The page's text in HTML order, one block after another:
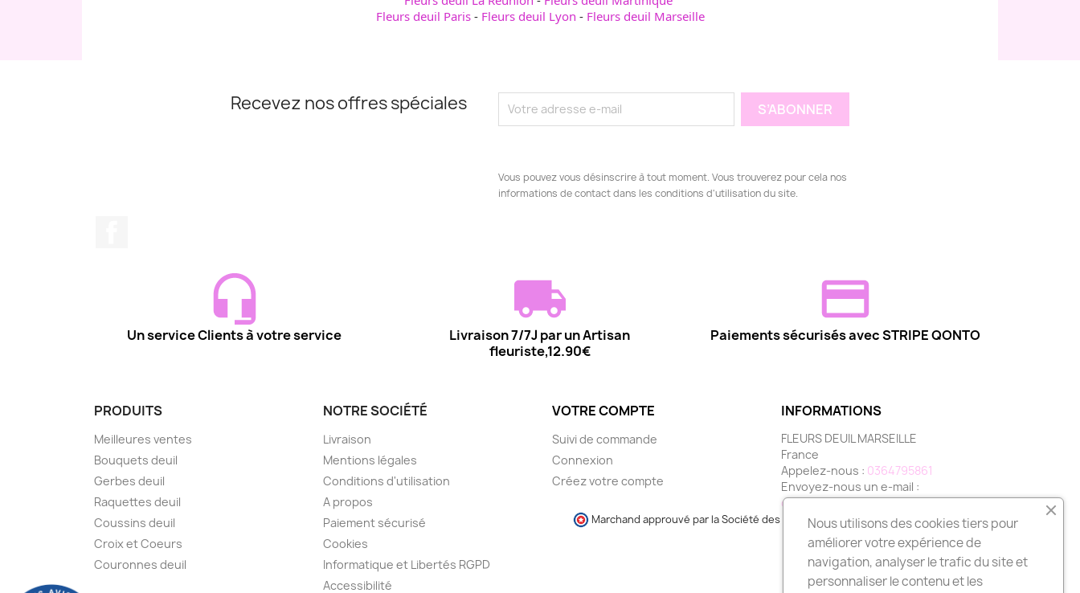
Fleurs deuil Paris- Fleurs deuil Lyon - Fleurs deuil Marseille
Recevez nos offres spéciales
Vous pouvez vous désinscrire à tout moment. Vous trouverez pour cela nos
informations de contact dans les conditions d'utilisation du site.
Un service Clients à votre service
Livraison 7/7J par un Artisan
fleuriste,12.90€
Paiements sécurisés avec STRIPE QONTO
PRODUITS
Meilleures ventes
Bouquets deuil
Gerbes deuil
Raquettes deuil
Coussins deuil
Croix et Coeurs
Couronnes deuil
NOTRE SOCIÉTÉ
Livraison
Mentions légales
Conditions d'utilisation
A propos
Paiement sécurisé
Cookies
Informatique et Libertés RGPD
Accessibilité
VOTRE COMPTE
Suivi de commande
Connexion
Créez votre compte
INFORMATIONS
FLEURS DEUIL MARSEILLE
France
Appelez-nous : 0364795861
Envoyez-nous un e-mail :
contact@fleurs-deuil-marseille.com
Marchand approuvé par la Société des Avis Garantis,cliquez ici pour vérifier.
Nous utilisons des cookies tiers pour
améliorer votre expérience de
navigation, analyser le trafic du site et
personnaliser le contenu et les